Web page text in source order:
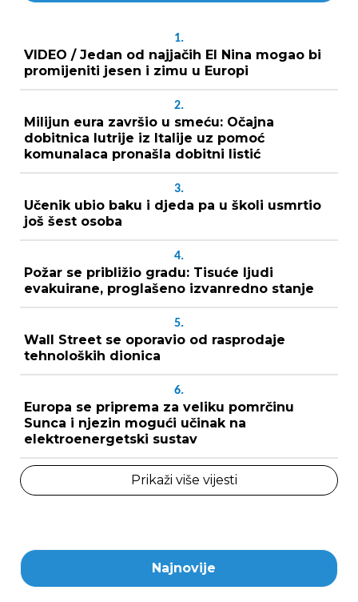
1.
VIDEO / Jedan od najjačih El Nina mogao bi
promijeniti jesen i zimu u Europi
2.
Milijun eura završio u smeću: Očajna
dobitnica lutrije iz Italije uz pomoć
komunalaca pronašla dobitni listić
3.
Učenik ubio baku i djeda pa u školi usmrtio
još šest osoba
4.
Požar se približio gradu: Tisuće ljudi
evakuirane, proglašeno izvanredno stanje
5.
Wall Street se oporavio od rasprodaje
tehnoloških dionica
6.
Europa se priprema za veliku pomrčinu
Sunca i njezin mogući učinak na
elektroenergetski sustav
Prikaži više vijesti
Najnovije